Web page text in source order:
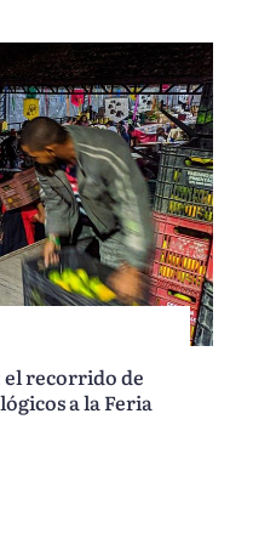
el recorrido de
a la Feria